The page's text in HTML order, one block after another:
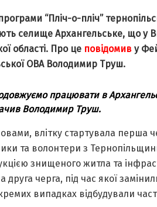
“Пліч-о-пліч”
селище Архангельське, що у
області. Про це повідомив у
ОВА Володимир Труш.
працювати в
Володимир Труш.
влітку стартувала перша
та волонтери з
знищеного житла та
друга черга, під час якої
випадках відбудували